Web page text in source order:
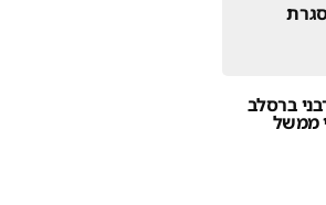
ברסלב
ממשל